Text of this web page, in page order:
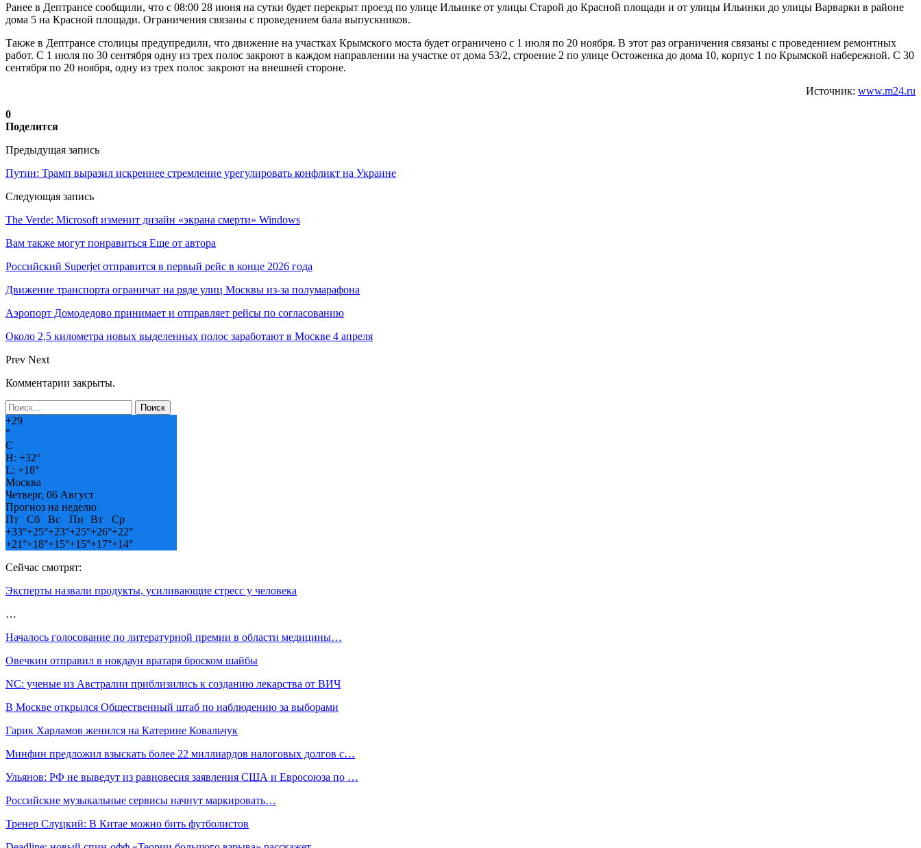
Ранее в Дептрансе сообщили, что с 08:00 28 июня на сутки будет перекрыт проезд по улице Ильинке от улицы Старой до Красной площади и от улицы Ильинки до улицы Варварки в районе
дома 5 на Красной площади. Ограничения связаны с проведением бала выпускников.
Также в Дептрансе столицы предупредили, что движение на участках Крымского моста будет ограничено с 1 июля по 20 ноября. В этот раз ограничения связаны с проведением ремонтных
работ. С 1 июля по 30 сентября одну из трех полос закроют в каждом направлении на участке от дома 53/2, строение 2 по улице Остоженка до дома 10, корпус 1 по Крымской набережной. С 30
сентября по 20 ноября, одну из трех полос закроют на внешней стороне.
Источник: www.m24.ru
0
Поделится
Предыдущая запись
Путин: Трамп выразил искреннее стремление урегулировать конфликт на Украине
Следующая запись
The Verde: Microsoft изменит дизайн «экрана смерти» Windows
Вам также могут понравиться Еще от автора
Российский Superjet отправится в первый рейс в конце 2026 года
Движение транспорта ограничат на ряде улиц Москвы из-за полумарафона
Аэропорт Домодедово принимает и отправляет рейсы по согласованию
Около 2,5 километра новых выделенных полос заработают в Москве 4 апреля
Prev Next
Комментарии закрыты.
+29
°
C
H: +32°
L: +18°
Москва
Четверг, 06 Август
Прогноз на неделю
Пт
Сб Вс Пн Вт
Ср
+33°+25°+23°+25°+26°+22°
+21°+18°+15°+15°+17°+14°
Сейчас смотрят:
Эксперты назвали продукты, усиливающие стресс у человека
…
Началось голосование по литературной премии в области медицины…
Овечкин отправил в нокдаун вратаря броском шайбы
NC: ученые из Австралии приблизились к созданию лекарства от ВИЧ
В Москве открылся Общественный штаб по наблюдению за выборами
Гарик Харламов женился на Катерине Ковальчук
Минфин предложил взыскать более 22 миллиардов налоговых долгов с…
Ульянов: РФ не выведут из равновесия заявления США и Евросоюза по …
Российские музыкальные сервисы начнут маркировать…
Тренер Слуцкий: В Китае можно бить футболистов